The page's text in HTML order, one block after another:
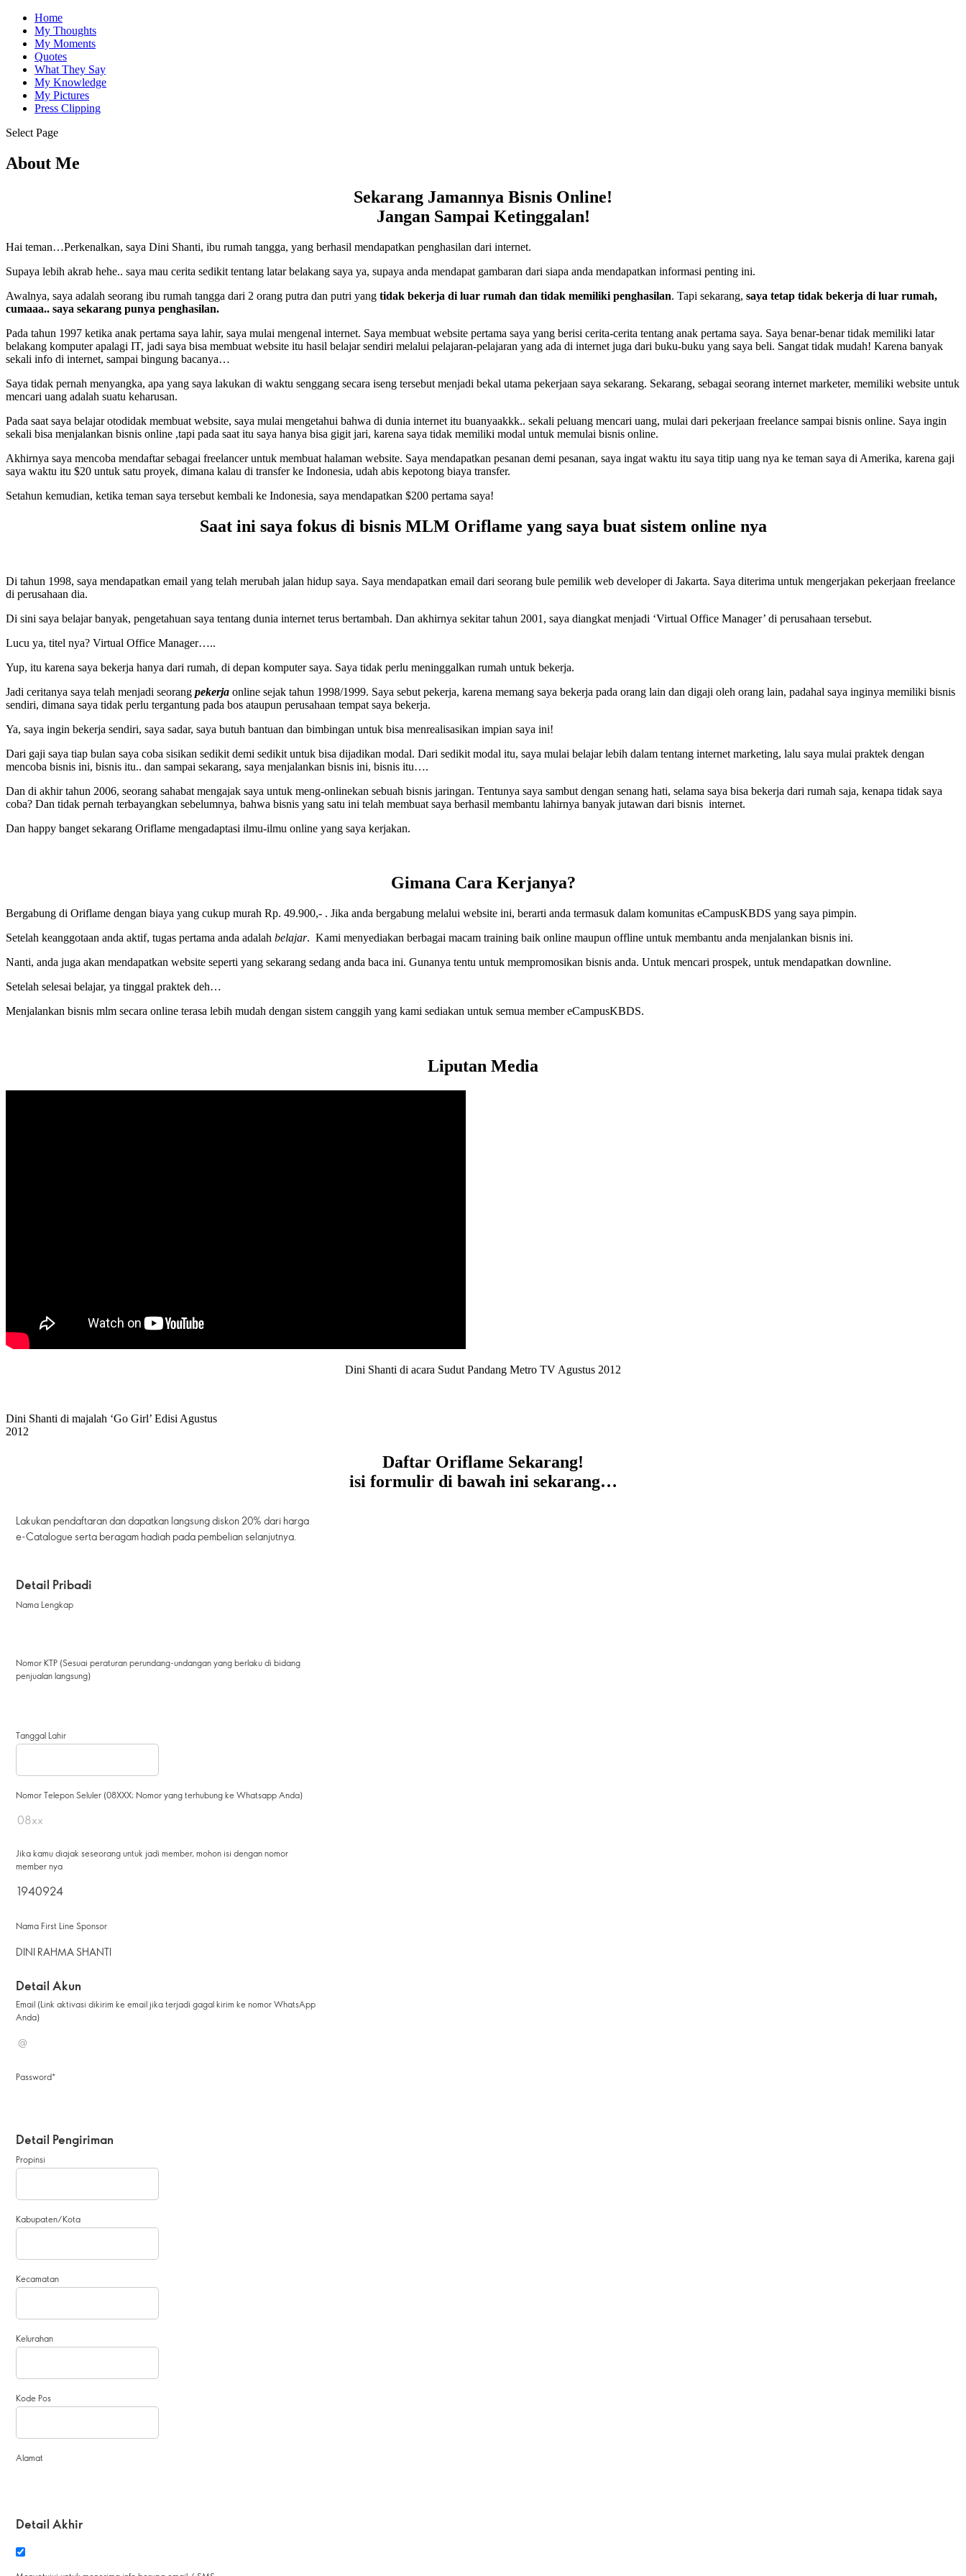
Home
My Thoughts
My Moments
Quotes
What They Say
My Knowledge
My Pictures
Press Clipping
Select Page
About Me
Sekarang Jamannya Bisnis Online!
Jangan Sampai Ketinggalan!
Hai teman…Perkenalkan, saya Dini Shanti, ibu rumah tangga, yang berhasil mendapatkan penghasilan dari internet.
Supaya lebih akrab hehe.. saya mau cerita sedikit tentang latar belakang saya ya, supaya anda mendapat gambaran dari siapa anda mendapatkan informasi penting ini.
Awalnya, saya adalah seorang ibu rumah tangga dari 2 orang putra dan putri yang tidak bekerja di luar rumah dan tidak memiliki penghasilan. Tapi sekarang, saya tetap tidak bekerja di luar rumah,
cumaaa.. saya sekarang punya penghasilan.
Pada tahun 1997 ketika anak pertama saya lahir, saya mulai mengenal internet. Saya membuat website pertama saya yang berisi cerita-cerita tentang anak pertama saya. Saya benar-benar tidak memiliki latar
belakang komputer apalagi IT, jadi saya bisa membuat website itu hasil belajar sendiri melalui pelajaran-pelajaran yang ada di internet juga dari buku-buku yang saya beli. Sangat tidak mudah! Karena banyak
sekali info di internet, sampai bingung bacanya…
Saya tidak pernah menyangka, apa yang saya lakukan di waktu senggang secara iseng tersebut menjadi bekal utama pekerjaan saya sekarang. Sekarang, sebagai seorang internet marketer, memiliki website untuk
mencari uang adalah suatu keharusan.
Pada saat saya belajar otodidak membuat website, saya mulai mengetahui bahwa di dunia internet itu buanyaakkk.. sekali peluang mencari uang, mulai dari pekerjaan freelance sampai bisnis online. Saya ingin
sekali bisa menjalankan bisnis online ,tapi pada saat itu saya hanya bisa gigit jari, karena saya tidak memiliki modal untuk memulai bisnis online.
Akhirnya saya mencoba mendaftar sebagai freelancer untuk membuat halaman website. Saya mendapatkan pesanan demi pesanan, saya ingat waktu itu saya titip uang nya ke teman saya di Amerika, karena gaji
saya waktu itu $20 untuk satu proyek, dimana kalau di transfer ke Indonesia, udah abis kepotong biaya transfer.
Setahun kemudian, ketika teman saya tersebut kembali ke Indonesia, saya mendapatkan $200 pertama saya!
Saat ini saya fokus di bisnis MLM Oriflame yang saya buat sistem online nya
Di tahun 1998, saya mendapatkan email yang telah merubah jalan hidup saya. Saya mendapatkan email dari seorang bule pemilik web developer di Jakarta. Saya diterima untuk mengerjakan pekerjaan freelance
di perusahaan dia.
Di sini saya belajar banyak, pengetahuan saya tentang dunia internet terus bertambah. Dan akhirnya sekitar tahun 2001, saya diangkat menjadi ‘Virtual Office Manager’ di perusahaan tersebut.
Lucu ya, titel nya? Virtual Office Manager…..
Yup, itu karena saya bekerja hanya dari rumah, di depan komputer saya. Saya tidak perlu meninggalkan rumah untuk bekerja.
Jadi ceritanya saya telah menjadi seorang pekerja online sejak tahun 1998/1999. Saya sebut pekerja, karena memang saya bekerja pada orang lain dan digaji oleh orang lain, padahal saya inginya memiliki bisnis
sendiri, dimana saya tidak perlu tergantung pada bos ataupun perusahaan tempat saya bekerja.
Ya, saya ingin bekerja sendiri, saya sadar, saya butuh bantuan dan bimbingan untuk bisa menrealisasikan impian saya ini!
Dari gaji saya tiap bulan saya coba sisikan sedikit demi sedikit untuk bisa dijadikan modal. Dari sedikit modal itu, saya mulai belajar lebih dalam tentang internet marketing, lalu saya mulai praktek dengan
mencoba bisnis ini, bisnis itu.. dan sampai sekarang, saya menjalankan bisnis ini, bisnis itu….
Dan di akhir tahun 2006, seorang sahabat mengajak saya untuk meng-onlinekan sebuah bisnis jaringan. Tentunya saya sambut dengan senang hati, selama saya bisa bekerja dari rumah saja, kenapa tidak saya
coba? Dan tidak pernah terbayangkan sebelumnya, bahwa bisnis yang satu ini telah membuat saya berhasil membantu lahirnya banyak jutawan dari bisnis internet.
Dan happy banget sekarang Oriflame mengadaptasi ilmu-ilmu online yang saya kerjakan.
Gimana Cara Kerjanya?
Bergabung di Oriflame dengan biaya yang cukup murah Rp. 49.900,- . Jika anda bergabung melalui website ini, berarti anda termasuk dalam komunitas eCampusKBDS yang saya pimpin.
Setelah keanggotaan anda aktif, tugas pertama anda adalah belajar. Kami menyediakan berbagai macam training baik online maupun offline untuk membantu anda menjalankan bisnis ini.
Nanti, anda juga akan mendapatkan website seperti yang sekarang sedang anda baca ini. Gunanya tentu untuk mempromosikan bisnis anda. Untuk mencari prospek, untuk mendapatkan downline.
Setelah selesai belajar, ya tinggal praktek deh…
Menjalankan bisnis mlm secara online terasa lebih mudah dengan sistem canggih yang kami sediakan untuk semua member eCampusKBDS.
Liputan Media
Dini Shanti di acara Sudut Pandang Metro TV Agustus 2012
Dini Shanti di majalah ‘Go Girl’ Edisi Agustus
2012
Daftar Oriflame Sekarang!
isi formulir di bawah ini sekarang…